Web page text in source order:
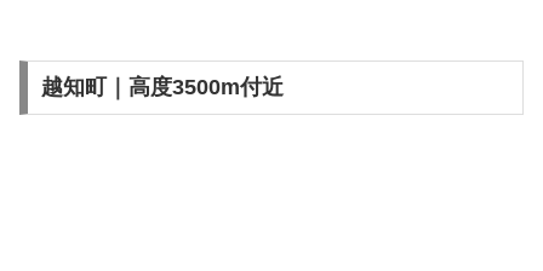
越知町｜高度3500m付近